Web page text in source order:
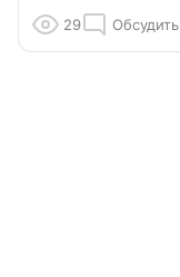
29 Обсудить